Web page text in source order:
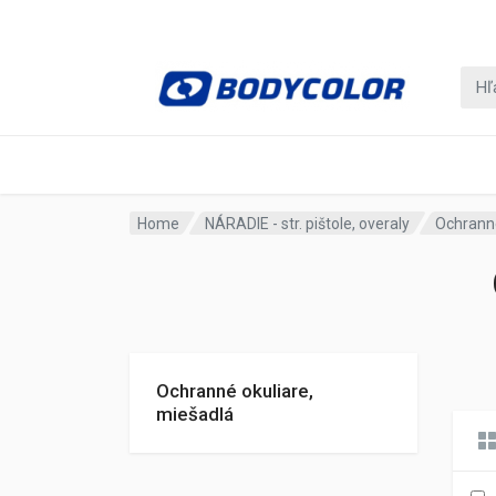
Home NÁRADIE - str. pištole, overaly
Ochranné okuliare,
miešadlá